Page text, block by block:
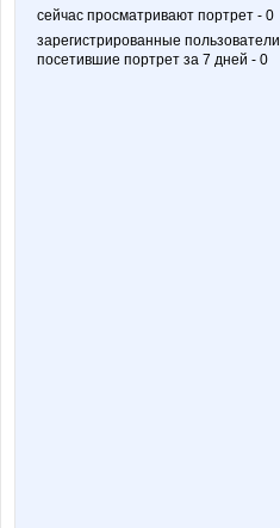
сейчас просматривают портрет - 0
зарегистрированные пользователи
посетившие портрет за 7 дней - 0